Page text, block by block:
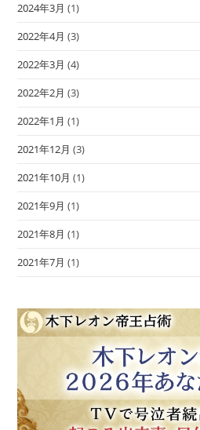
2024年3月 (1)
2022年4月 (3)
2022年3月 (4)
2022年2月 (3)
2022年1月 (1)
2021年12月 (3)
2021年10月 (1)
2021年9月 (1)
2021年8月 (1)
2021年7月 (1)